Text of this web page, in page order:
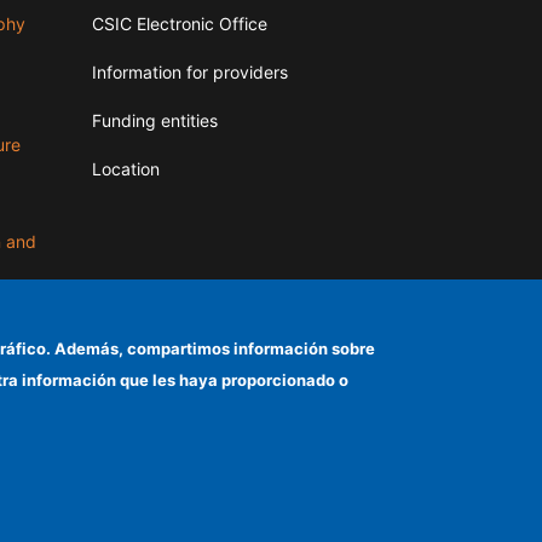
and
CSIC Electronic Office
Information for providers
Funding entities
Location
Además, compartimos información sobre
información que les haya proporcionado o